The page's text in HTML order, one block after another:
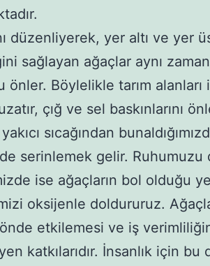
düzenliyerek, yer altı ve yer
sağlayan ağaçlar aynı
önler. Böylelikle tarım alanları
çığ ve sel baskınlarını
sıcağından
serinlemek gelir. Ruhumuzu
ise ağaçların bol olduğu
oksijenle doldururuz.
etkilemesi ve iş
katkılarıdır. İnsanlık için bu